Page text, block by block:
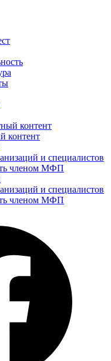
контент
контент
и специалистов
членом МФП
и специалистов
членом МФП